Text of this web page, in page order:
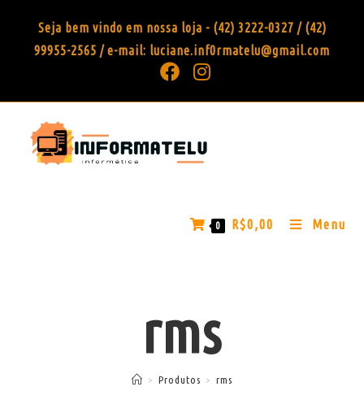
Seja bem vindo em nossa loja - (42) 3222-0327 / (42)
99955-2565 / e-mail: luciane.inf0rmatelu@gmail.com
0 R$0,00 Menu
rms
> Produtos > rms